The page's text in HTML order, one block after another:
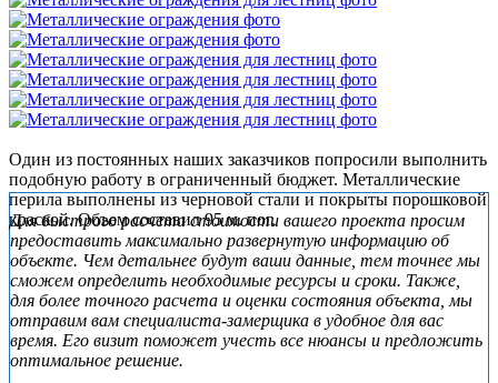
Один из постоянных наших заказчиков попросили выполнить
подобную работу в ограниченный бюджет. Металлические
перила выполнены из черновой стали и покрыты порошковой
краской. Объем составил 95 м. пог.
Subsidiary
Sidebar
Для быстрого расчета стоимости вашего проекта просим
предоставить максимально развернутую информацию об
объекте. Чем детальнее будут ваши данные, тем точнее мы
сможем определить необходимые ресурсы и сроки. Также,
для более точного расчета и оценки состояния объекта, мы
отправим вам специалиста-замерщика в удобное для вас
время. Его визит поможет учесть все нюансы и предложить
оптимальное решение.